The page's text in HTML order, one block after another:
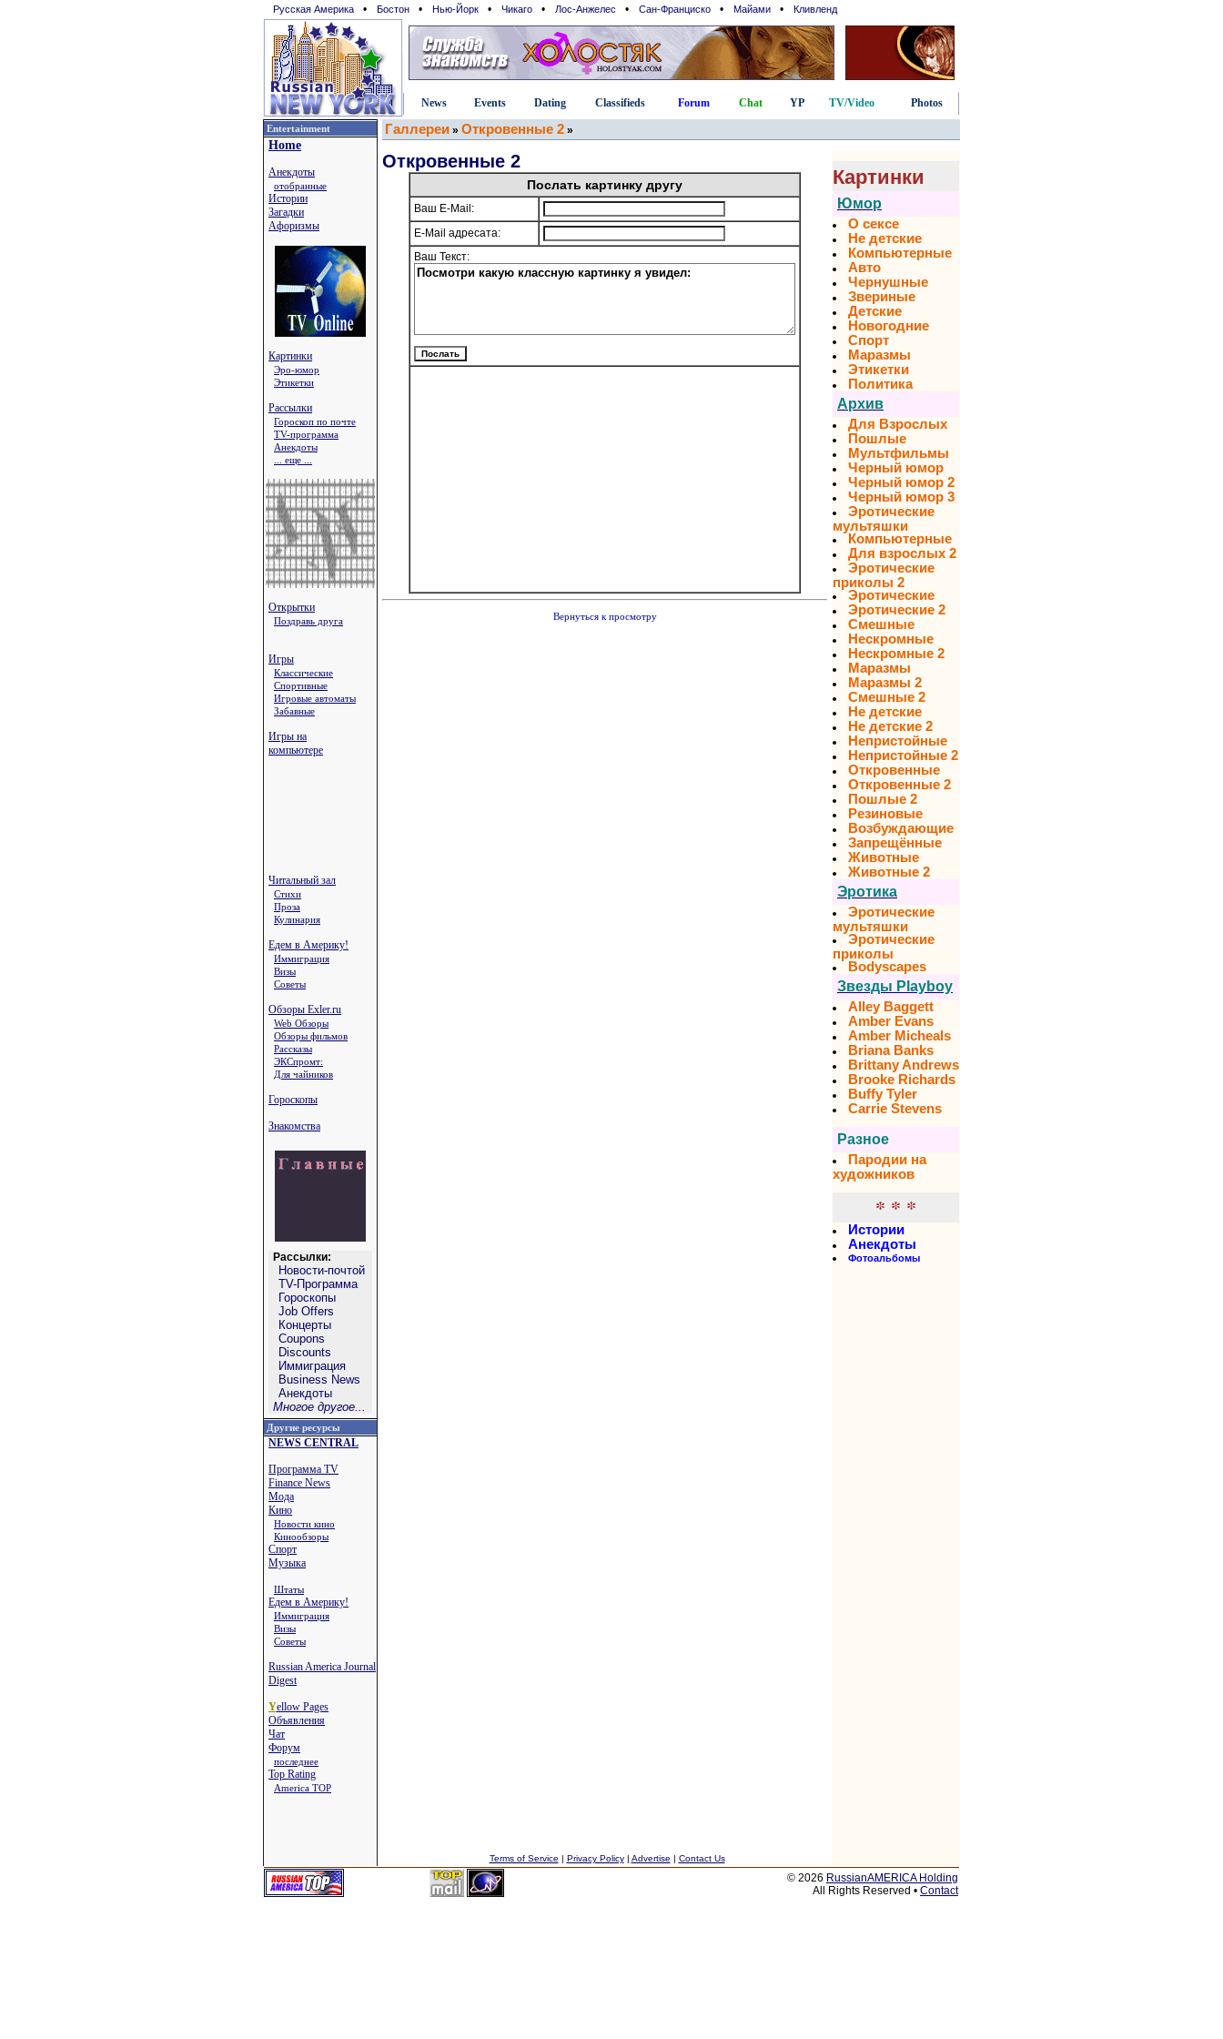
Русская Америка • Бостон • Нью-Йорк • Чикаго • Лос-Анжелес • Сан-Франциcко • Майами • Кливленд
News Events Dating Classifieds Forum Chat YP TV/Video Photos
Entertainment
Home
Анекдоты
отобранные
Истории
Загадки
Афоризмы
Картинки
Эро-юмор
Этикетки
Рассылки
Гороскоп по почте
TV-программа
Анекдоты
... еще ...
Открытки
Поздравь друга
Игры
Классические
Спортивные
Игровые автоматы
Забавные
Игры на
компьютере
Читальный зал
Стихи
Проза
Кулинария
Едем в Америку!
Иммиграция
Визы
Советы
Обзоры Exler.ru
Web Обзоры
Обзоры фильмов
Рассказы
ЭКСпромт:
Для чайников
Гороскопы
Знакомства
Рассылки:
Новости-почтой
TV-Программа
Гороскопы
Job Offers
Концерты
Coupons
Discounts
Иммиграция
Business News
Анекдоты
Многое другое...
Другие ресурсы
NEWS CENTRAL
Программа TV
Finance News
Мода
Кино
Новости кино
Кинообзоры
Спорт
Музыка
Штаты
Едем в Америку!
Иммиграция
Визы
Советы
Russian America Journal
Digest
Yellow Pages
Объявления
Чат
Форум
последнее
Top Rating
America TOP
Галлереи » Откровенные 2 »
Откровенные 2
Послать картинку другу
Ваш E-Mail:
E-Mail адресата:
Ваш Текст:
Вернуться к просмотру
Картинки
Юмор
О сексе
Не детские
Компьютерные
Авто
Чернушные
Звериные
Детские
Новогодние
Спорт
Маразмы
Этикетки
Политика
Архив
Для Взрослых
Пошлые
Мультфильмы
Черный юмор
Черный юмор 2
Черный юмор 3
Эротические
мультяшки
Компьютерные
Для взрослых 2
Эротические
приколы 2
Эротические
Эротические 2
Смешные
Нескромные
Нескромные 2
Маразмы
Маразмы 2
Смешные 2
Не детские
Не детские 2
Непристойные
Непристойные 2
Откровенные
Откровенные 2
Пошлые 2
Резиновые
Возбуждающие
Запрещённые
Животные
Животные 2
Эротика
Эротические
мультяшки
Эротические
приколы
Bodyscapes
Звезды Playboy
Alley Baggett
Amber Evans
Amber Micheals
Briana Banks
Brittany Andrews
Brooke Richards
Buffy Tyler
Carrie Stevens
Разное
Пародии на
художников
* * *
Истории
Анекдоты
Фотоальбомы
Terms of Service | Privacy Policy| Advertise | Contact Us
© 2026 RussianAMERICA Holding
All Rights Reserved • Contact